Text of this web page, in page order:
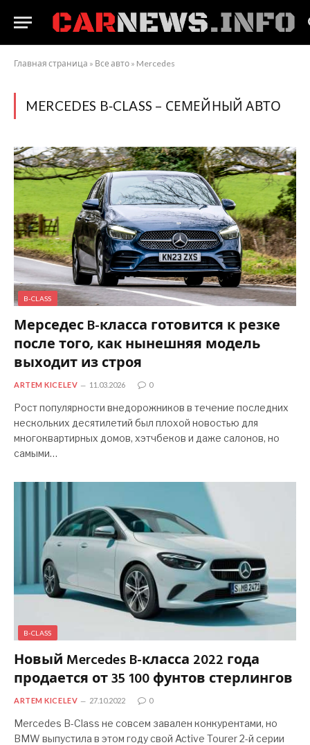
Главная страница » Все авто » Mercedes
MERCEDES B‑CLASS – СЕМЕЙНЫЙ АВТО
B-CLASS
Мерседес B-класса готовится к резке
после того, как нынешняя модель
выходит из строя
ARTEM KICELEV 11.03.2026 0
Рост популярности внедорожников в течение последних
нескольких десятилетий был плохой новостью для
многоквартирных домов, хэтчбеков и даже салонов, но
самыми…
B-CLASS
Новый Mercedes B-класса 2022 года
продается от 35 100 фунтов стерлингов
ARTEM KICELEV 27.10.2022 0
Mercedes B-Class не совсем завален конкурентами, но
BMW выпустила в этом году свой Active Tourer 2-й серии